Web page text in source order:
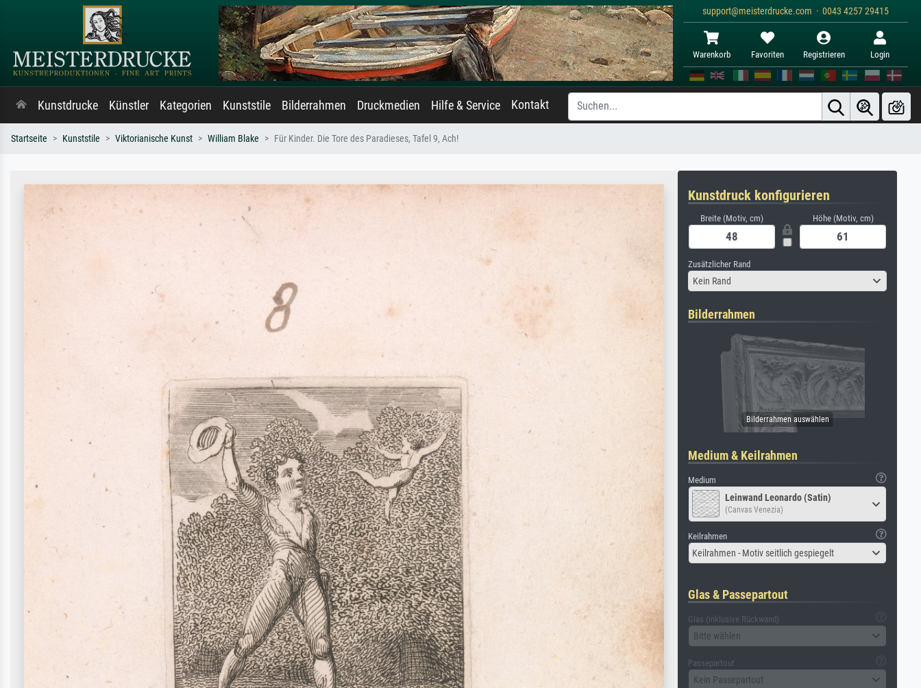
support@meisterdrucke.com · 0043 4257 29415
Warenkorb Favoriten Registrieren Login
Kunstdrucke Künstler Kategorien Kunststile Bilderrahmen Druckmedien Hilfe & Service Kontakt
Startseite Kunststile Viktorianische Kunst William Blake Für Kinder. Die Tore des Paradieses, Tafel 9, Ach!
Kunstdruck konfigurieren
Breite (Motiv, cm) Höhe (Motiv, cm)
Zusätzlicher Rand
Kein Rand
Bilderrahmen
Medium & Keilrahmen
Medium
Leinwand Leonardo (Satin)
(Canvas Venezia)
Keilrahmen
Keilrahmen - Motiv seitlich gespiegelt
Glas & Passepartout
Glas (inklusive Rückwand)
Bitte wählen
Passepartout
Kein Passepartout